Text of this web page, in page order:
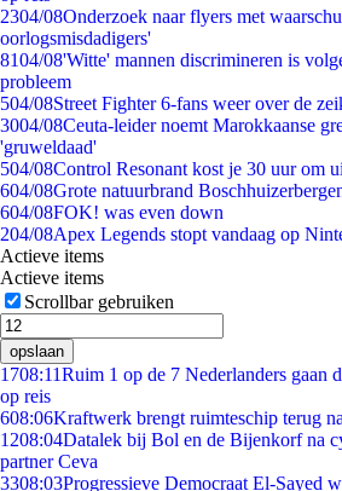
2304/08Onderzoek naar flyers met
oorlogsmisdadigers'
8104/08'Witte' mannen discrimineren is
probleem
504/08Street Fighter 6-fans weer over de
3004/08Ceuta-leider noemt Marokkaanse
'gruweldaad'
504/08Control Resonant kost je 30 uur om
604/08Grote natuurbrand
604/08FOK! was even down
204/08Apex Legends stopt vandaag op
Actieve items
Actieve items
Scrollbar gebruiken
opslaan
1708:11Ruim 1 op de 7 Nederlanders gaan
op reis
608:06Kraftwerk brengt ruimteschip terug
1208:04Datalek bij Bol en de Bijenkorf na
partner Ceva
3308:03Progressieve Democraat El-Sayed